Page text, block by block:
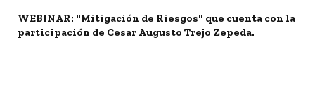
WEBINAR: "Mitigación de Riesgos" que cuenta con la
participación de Cesar Augusto Trejo Zepeda.